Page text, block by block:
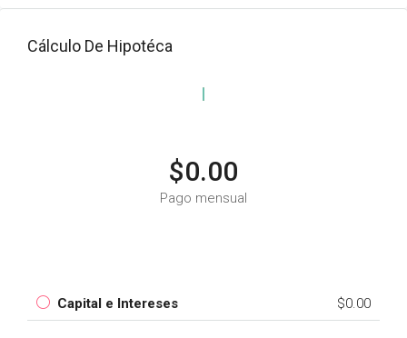
Cálculo De Hipotéca
$0.00
Pago mensual
Capital e Intereses $0.00